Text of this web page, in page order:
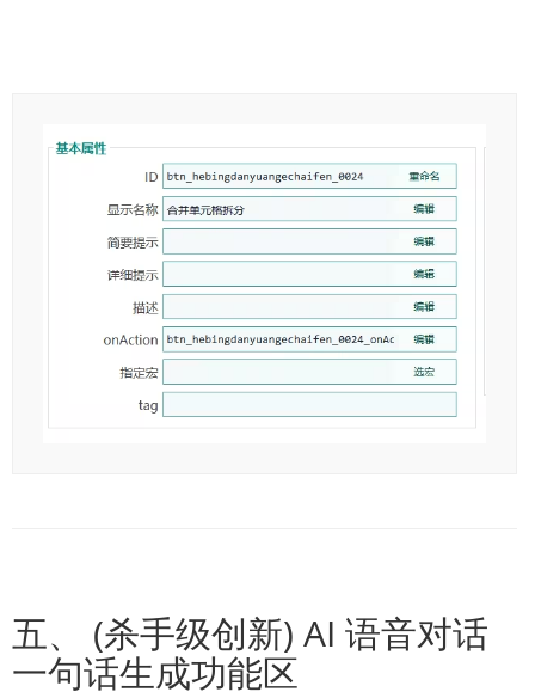
五、 (杀手级创新) AI 语音对话
一句话生成功能区